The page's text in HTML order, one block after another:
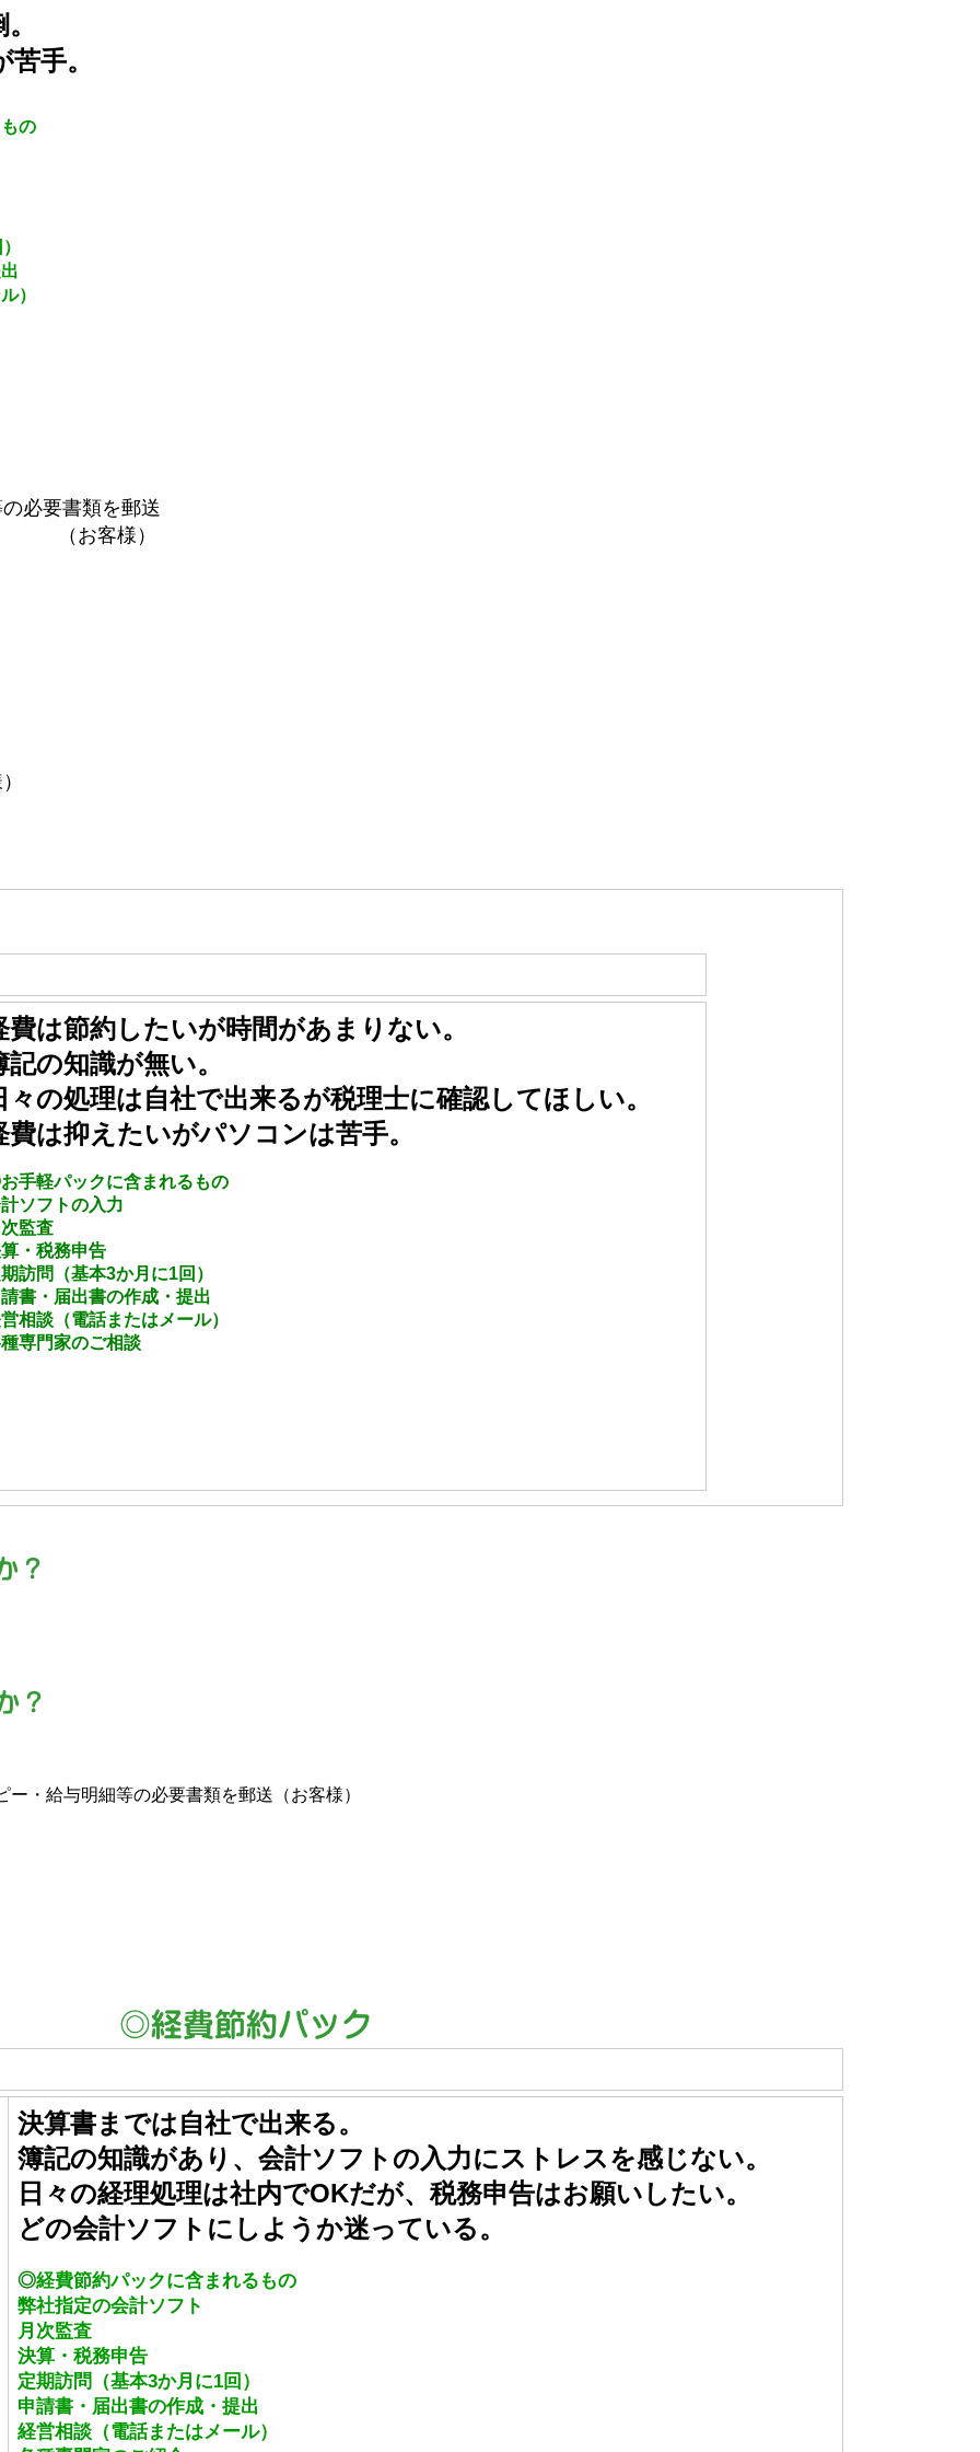
手。
必要書類を郵送
）
費は節約したいが時間があまりない。
記の知識が無い。
々の処理は自社で出来るが税理士に確認してほしい。
費は抑えたいがパソコンは苦手。
手軽パックに含まれるもの
ソフトの入力
監査
・税務申告
訪問（基本3か月に1回）
書・届出書の作成・提出
相談（電話またはメール）
専門家のご相談
・給与明細等の必要書類を郵送（お客様）
決算書までは自社で出来る。
簿記の知識があり、会計ソフトの入力にストレスを感じない。
日々の経理処理は社内でOKだが、税務申告はお願いしたい。
どの会計ソフトにしようか迷っている。
◎経費節約パックに含まれるもの
弊社指定の会計ソフト
月次監査
決算・税務申告
定期訪問（基本3か月に1回）
申請書・届出書の作成・提出
経営相談（電話またはメール）